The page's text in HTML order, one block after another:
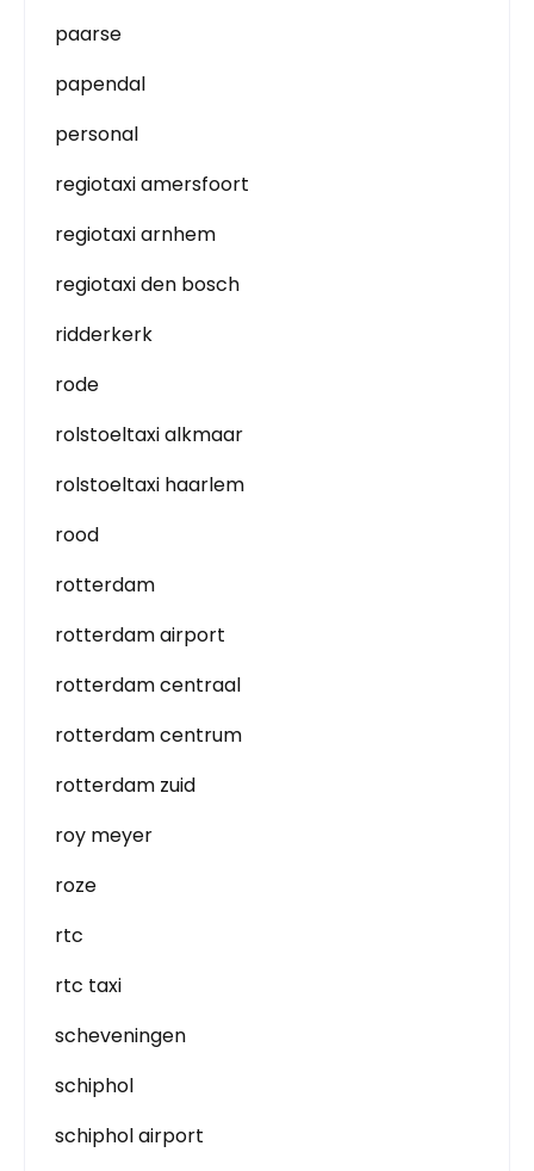
paarse
papendal
personal
regiotaxi amersfoort
regiotaxi arnhem
regiotaxi den bosch
ridderkerk
rode
rolstoeltaxi alkmaar
rolstoeltaxi haarlem
rood
rotterdam
rotterdam airport
rotterdam centraal
rotterdam centrum
rotterdam zuid
roy meyer
roze
rtc
rtc taxi
scheveningen
schiphol
schiphol airport